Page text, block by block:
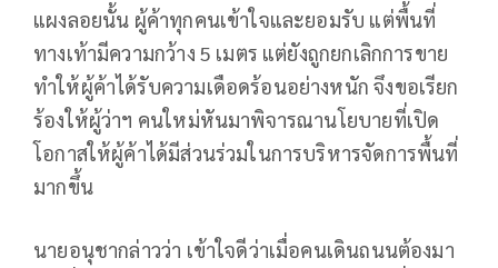
แผงลอยนั้น ผู้ค้าทุกคนเข้าใจและยอมรับ แต่พื้นที่
ทางเท้ามีความกว้าง 5 เมตร แต่ยังถูกยกเลิกการขาย
ทำให้ผู้ค้าได้รับความเดือดร้อนอย่างหนัก จึงขอเรียก
ร้องให้ผู้ว่าฯ คนใหม่หันมาพิจารณานโยบายที่เปิด
โอกาสให้ผู้ค้าได้มีส่วนร่วมในการบริหารจัดการพื้นที่
มากขึ้น
นายอนุชากล่าวว่า เข้าใจดีว่าเมื่อคนเดินถนนต้องมา